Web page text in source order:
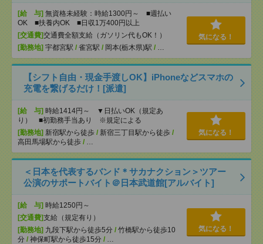
[給 与] 無資格未経験：時給1300円～ ■週払い
OK ■扶養内OK ■日収1万400円以上
[交通費]交通費全額支給（ガソリン代もOK！）
[勤務地] 宇都宮駅 / 雀宮駅 / 岡本(栃木県)駅 / …
気になる！
【シフト自由・現金手渡しOK】iPhoneなどスマホの
充電を繋げるだけ！[派遣]
[給 与] 時給1414円～ ▼日払いOK（規定あ
り） ■初勤務手当あり ※規定による
[勤務地] 新宿駅から徒歩 / 新宿三丁目駅から徒歩 /
高田馬場駅から徒歩 / …
気になる！
＜日本を代表するバンド＊サカナクション＞ツアー
公演のサポートバイト＠日本武道館[アルバイト]
[給 与] 時給1250円～
[交通費]支給（規定有り）
[勤務地] 九段下駅から徒歩5分 / 竹橋駅から徒歩10
分 / 神保町駅から徒歩15分 / …
気になる！